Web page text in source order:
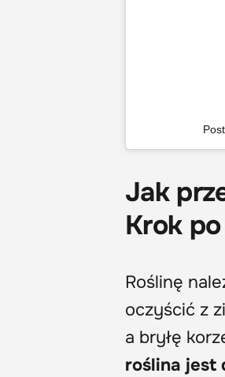
Jak
Krok
Roślinę
oczyścić z
a bryłę
roślina jest